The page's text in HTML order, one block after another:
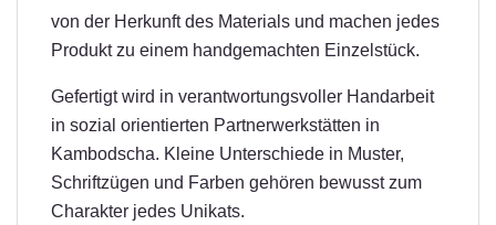
von der Herkunft des Materials und machen jedes
Produkt zu einem handgemachten Einzelstück.
Gefertigt wird in verantwortungsvoller Handarbeit
in sozial orientierten Partnerwerkstätten in
Kambodscha. Kleine Unterschiede in Muster,
Schriftzügen und Farben gehören bewusst zum
Charakter jedes Unikats.